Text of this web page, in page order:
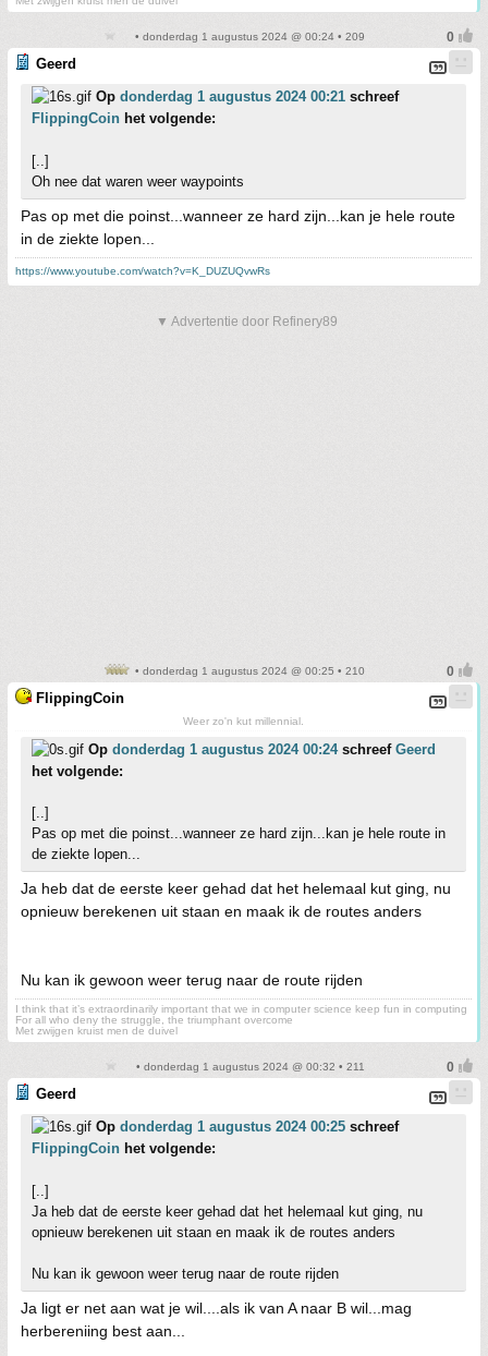
• donderdag 1 augustus 2024 @ 00:24 • 209
Geerd
Op donderdag 1 augustus 2024 00:21 schreef
FlippingCoin het volgende:
[..]
Oh nee dat waren weer waypoints
Pas op met die poinst...wanneer ze hard zijn...kan je hele route
in de ziekte lopen...
https://www.youtube.com/watch?v=K_DUZUQvwRs
▼ Advertentie door Refinery89
• donderdag 1 augustus 2024 @ 00:25 • 210
FlippingCoin
Weer zo'n kut millennial.
Op donderdag 1 augustus 2024 00:24schreef Geerd
het volgende:
[..]
Pas op met die poinst...wanneer ze hard zijn...kan je hele route in
de ziekte lopen...
Ja heb dat de eerste keer gehad dat het helemaal kut ging, nu
opnieuw berekenen uit staan en maak ik de routes anders
Nu kan ik gewoon weer terug naar de route rijden
I think that it’s extraordinarily important that we in computer science keep fun in computing
For all who deny the struggle, the triumphant overcome
Met zwijgen kruist men de duivel
• donderdag 1 augustus 2024 @ 00:32 • 211
Geerd
Op donderdag 1 augustus 2024 00:25 schreef
FlippingCoin het volgende:
[..]
Ja heb dat de eerste keer gehad dat het helemaal kut ging, nu
opnieuw berekenen uit staan en maak ik de routes anders
Nu kan ik gewoon weer terug naar de route rijden
Ja ligt er net aan wat je wil....als ik van A naar B wil...mag
herbereniing best aan...